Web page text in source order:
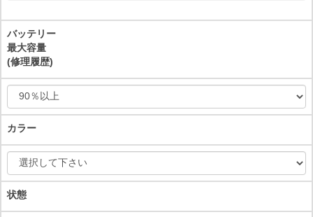
バッテリー
最大容量
(修理履歴)
カラー
状態